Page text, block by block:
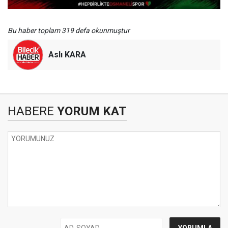
Bu haber toplam 319 defa okunmuştur
Aslı KARA
HABERE YORUM KAT